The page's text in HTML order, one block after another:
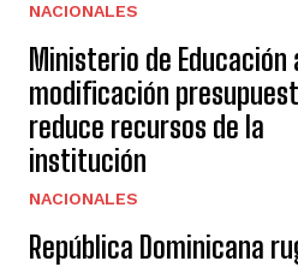
NACIONALES
Ministerio de Educación
modificación
reduce recursos de la
institución
NACIONALES
República Dominicana